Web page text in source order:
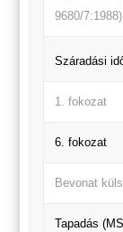
9680/7:1988)
Száradási
1. fokozat
6. fokozat
Bevonat
Tapadás